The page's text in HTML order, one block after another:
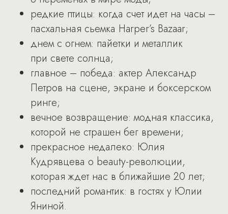
редкие птицы: когда счет идет на часы –
пасхальная сьемка Harper’s Bazaar;
днем с огнем: пайетки и металлик
при свете солнца;
главное – победа: актер Александр
Петров на сцене, экране и боксерском
ринге;
вечное возвращение: модная классика,
которой не страшен бег времени;
прекрасное недалеко: Юлия
Кудрявцева о beauty-революции,
которая ждет нас в ближайшие 20 лет;
последний романтик: в гостях у Юлии
Яниной.